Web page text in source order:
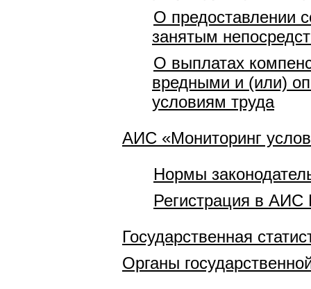
О предоставлении
занятым
О выплатах
вредными и (или)
условиям труда
АИС «Мониторинг
Нормы
Регистрация в АИС
Государственная
Органы